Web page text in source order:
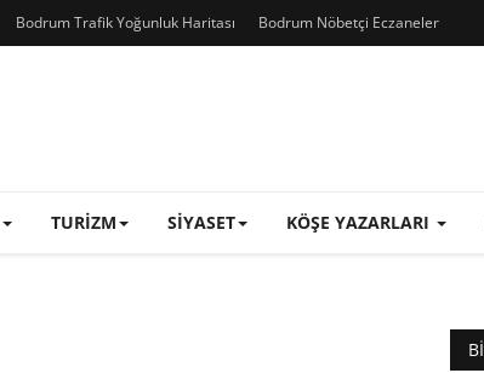
Bodrum Trafik Yoğunluk Haritası Bodrum Nöbetçi Eczaneler
TURIZM SIYASET KÖŞE YAZARLARI